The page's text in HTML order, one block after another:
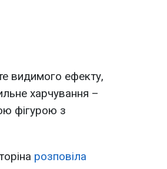
видимого ефекту,
харчування –
фігурою з
розповіла